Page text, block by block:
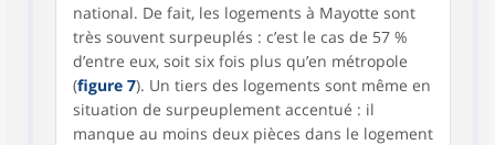
national. De fait, les logements à Mayotte sont
très souvent surpeuplés : c’est le cas de 57 %
d’entre eux, soit six fois plus qu’en métropole
(figure 7). Un tiers des logements sont même en
situation de surpeuplement accentué : il
manque au moins deux pièces dans le logement